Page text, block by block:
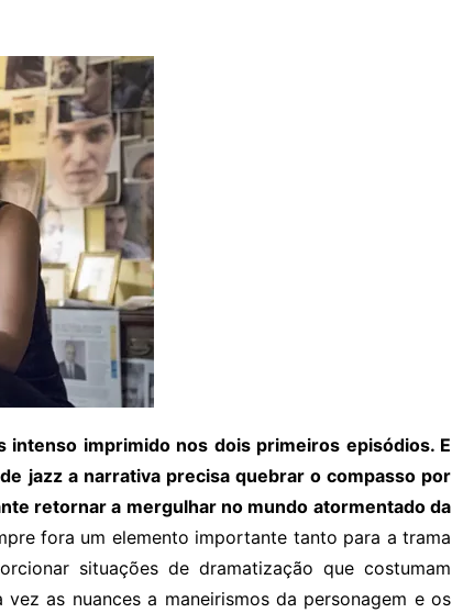
imprimido nos dois primeiros episódios. E
jazz a narrativa precisa quebrar o compasso por
retornar a mergulhar no mundo atormentado da
fora um elemento importante tanto para a trama
situações de dramatização que costumam
as nuances a maneirismos da personagem e os